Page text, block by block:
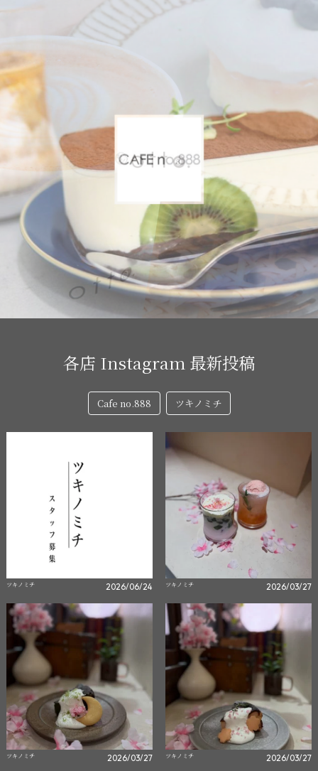
各店 Instagram 最新投稿
Cafe no.888 ツキノミチ
ツキノミチ 2026/06/24 ツキノミチ 2026/03/27
ツキノミチ 2026/03/27 ツキノミチ 2026/03/27